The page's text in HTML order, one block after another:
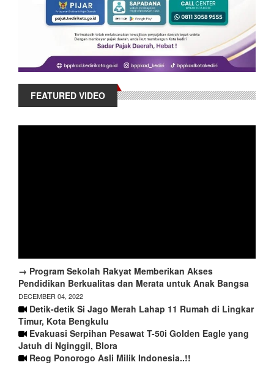
FEATURED VIDEO
→ Program Sekolah Rakyat Memberikan Akses
Pendidikan Berkualitas dan Merata untuk Anak Bangsa
DECEMBER 04, 2022
Detik-detik Si Jago Merah Lahap 11 Rumah di Lingkar
Timur, Kota Bengkulu
Evakuasi Serpihan Pesawat T-50i Golden Eagle yang
Jatuh di Nginggil, Blora
Reog Ponorogo Asli Milik Indonesia..!!